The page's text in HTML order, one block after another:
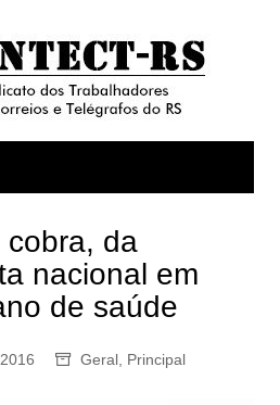
cobra, da
nacional em
de saúde
Geral, Principal